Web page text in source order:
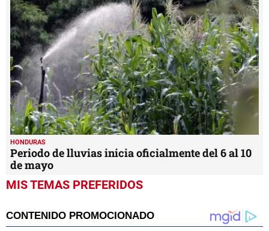
HONDURAS
Periodo de lluvias inicia oficialmente del 6 al 10
de mayo
MIS TEMAS PREFERIDOS